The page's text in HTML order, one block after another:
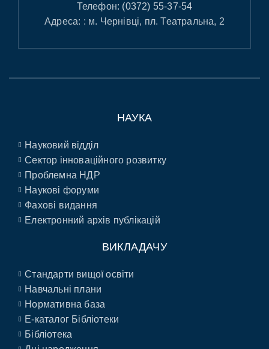
Телефон: (0372) 55-37-54
Адреса: : м. Чернівці, пл. Театральна, 2
НАУКА
Науковий відділ
Сектор інноваційного розвитку
Проблемна НДР
Наукові форуми
Фахові видання
Електронний архів публікацій
ВИКЛАДАЧУ
Стандарти вищої освіти
Навчальні плани
Нормативна база
E-каталог Бібліотеки
Бібліотека